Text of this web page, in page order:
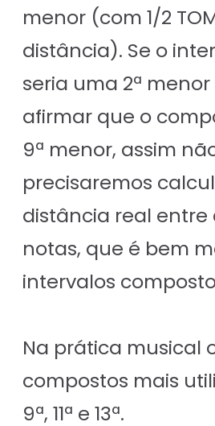
menor (com 1/2
distância). Se o
seria uma 2ª
afirmar que o
9ª menor, assim
precisaremos
distância real entre
notas, que é bem
intervalos
Na prática musical
compostos mais
9ª, 11ª e 13ª.